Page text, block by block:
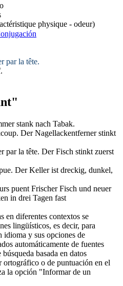
physique - odeur)
par la tête.
stank nach Tabak.
Der Nagellackentfernerstinkt
par la tête. Der Fisch stinkt zuerst
. Der Keller ist dreckig, dunkel,
puent Frischer Fisch und neuer
in drei Tagen fast
en diferentes contextos se
lingüísticos, es decir, para
idioma y sus opciones de
automáticamente de fuentes
basada en datos
ortográfico o de puntuación en el
la opción "Informar de un